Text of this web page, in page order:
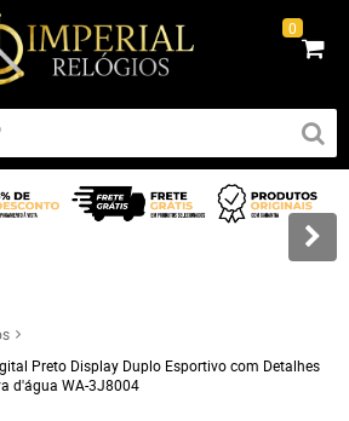
0
Preto Display Duplo Esportivo com Detalhes
d'água WA-3J8004